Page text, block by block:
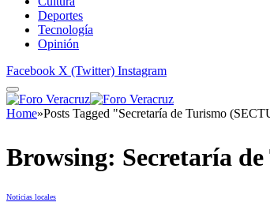
Deportes
Tecnología
Opinión
Facebook X (Twitter) Instagram
Home»Posts Tagged "Secretaría de Turismo
Browsing: Secretaría
Noticias locales